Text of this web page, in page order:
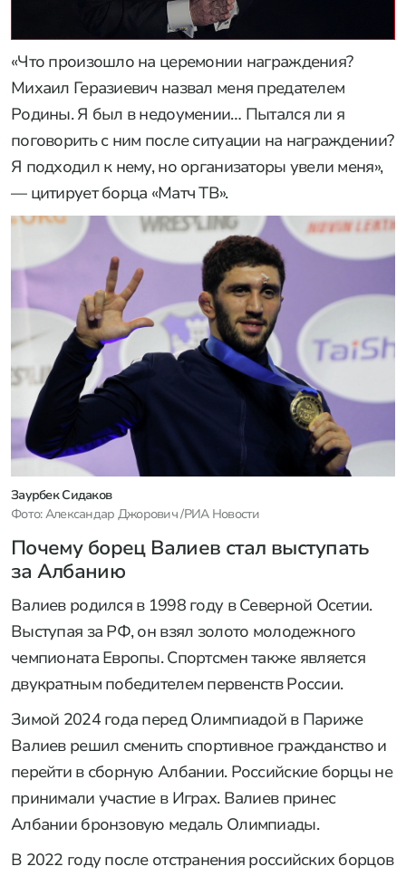
«Что произошло на церемонии награждения?
Михаил Геразиевич назвал меня предателем
Родины. Я был в недоумении… Пытался ли я
поговорить с ним после ситуации на награждении?
Я подходил к нему, но организаторы увели меня»,
— цитирует борца «Матч ТВ».
Заурбек Сидаков
Фото: Александар Джорович /РИА Новости
Почему борец Валиев стал выступать
за Албанию
Валиев родился в 1998 году в Северной Осетии.
Выступая за РФ, он взял золото молодежного
чемпионата Европы. Спортсмен также является
двукратным победителем первенств России.
Зимой 2024 года перед Олимпиадой в Париже
Валиев решил сменить спортивное гражданство и
перейти в сборную Албании. Российские борцы не
принимали участие в Играх. Валиев принес
Албании бронзовую медаль Олимпиады.
В 2022 году после отстранения российских борцов